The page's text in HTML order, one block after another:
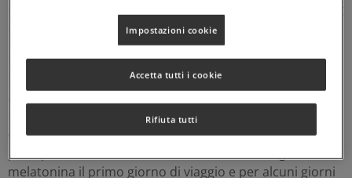
La melatonina contribuisce a normalizzare il ritmo del
sonno in particolare quello di lavoratori turnisti o quello
alterato a causa di cambi repentini di fuso orario (jet lag
La melatonina contribuisce infatti ad
deljet lag. L’effetto benefico si ottiene con l’assunzione,
melatonina il primo giorno di viaggio e per alcuni giorni
Impostazioni cookie
Rifiuta tutti
Accetta tutti i cookie